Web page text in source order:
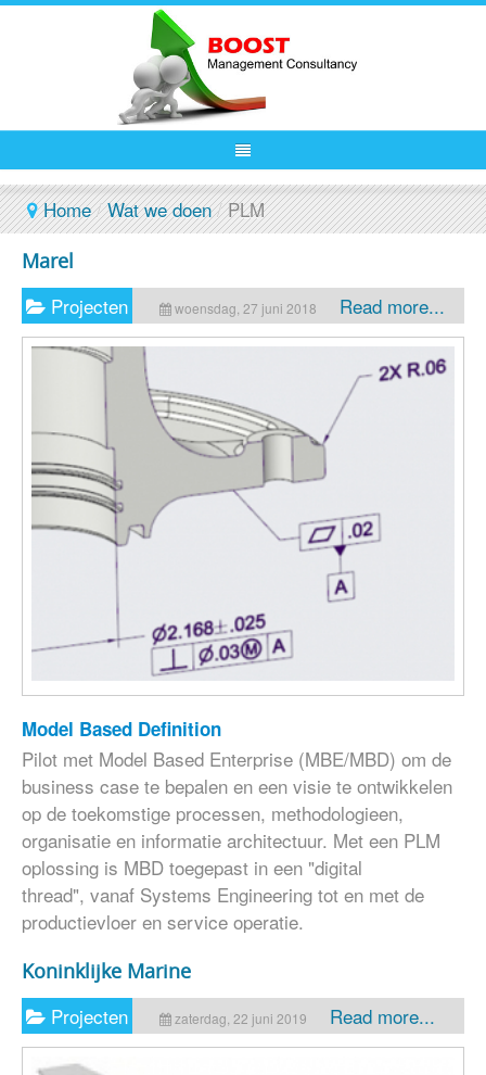
Home / Wat we doen / PLM
Marel
Projecten woensdag, 27 juni 2018 Read more...
Model Based Definition
Pilot met Model Based Enterprise (MBE/MBD) om de
business case te bepalen en een visie te ontwikkelen
op de toekomstige processen, methodologieen,
organisatie en informatie architectuur. Met een PLM
oplossing is MBD toegepast in een "digital
thread", vanaf Systems Engineering tot en met de
productievloer en service operatie.
Koninklijke Marine
Projecten zaterdag, 22 juni 2019 Read more...